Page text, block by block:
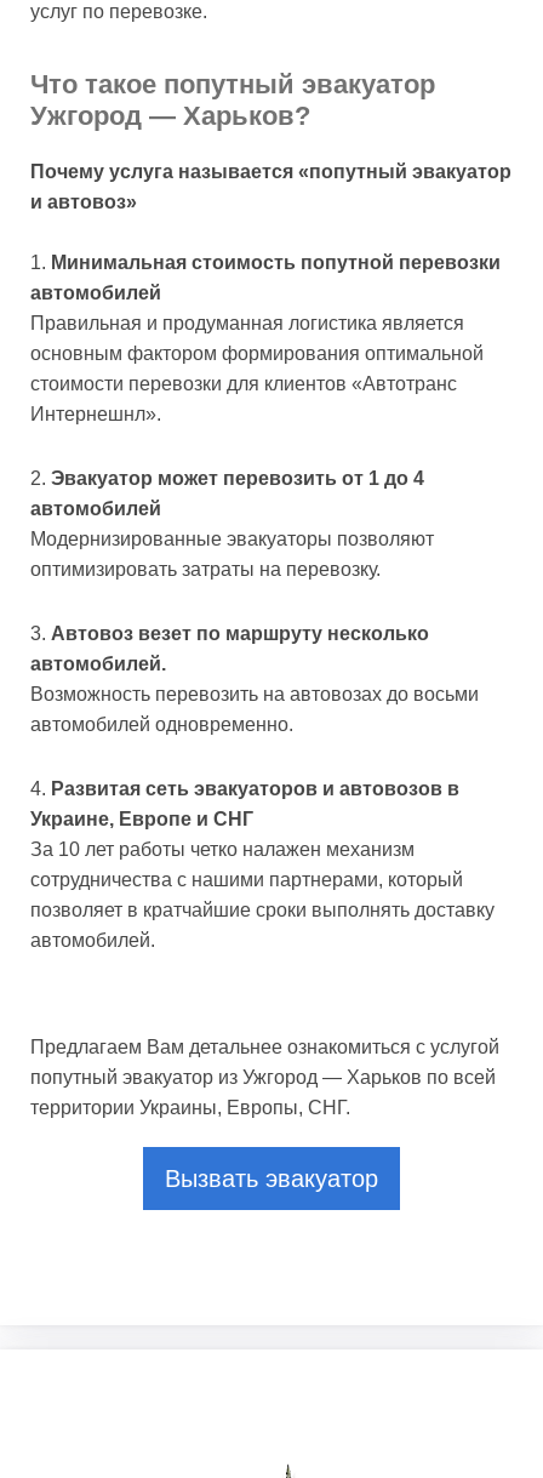
услуг по перевозке.
Что такое попутный эвакуатор
Ужгород — Харьков?
Почему услуга называется «попутный эвакуатор
и автовоз»
Минимальная стоимость попутной перевозки
автомобилей
Правильная и продуманная логистика является
основным фактором формирования оптимальной
стоимости перевозки для клиентов «Автотранс
Интернешнл».
Эвакуатор может перевозить от 1 до 4
автомобилей
Модернизированные эвакуаторы позволяют
оптимизировать затраты на перевозку.
Автовоз везет по маршруту несколько
автомобилей.
Возможность перевозить на автовозах до восьми
автомобилей одновременно.
Развитая сеть эвакуаторов и автовозов в
Украине, Европе и СНГ
За 10 лет работы четко налажен механизм
сотрудничества с нашими партнерами, который
позволяет в кратчайшие сроки выполнять доставку
автомобилей.
Предлагаем Вам детальнее ознакомиться с услугой
попутный эвакуатор из Ужгород — Харьков по всей
территории Украины, Европы, СНГ.
Вызвать эвакуатор